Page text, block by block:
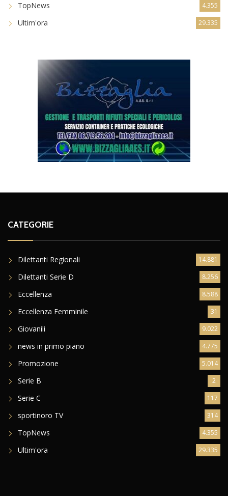
TopNews 4.355
Ultim'ora 29.335
CATEGORIE
Dilettanti Regionali 14.881
Dilettanti Serie D 8.256
Eccellenza 8.588
Eccellenza Femminile 31
Giovanili 9.022
news in primo piano 4.775
Promozione 5.014
Serie B 2
Serie C 117
sportinoro TV 314
TopNews 4.355
Ultim'ora 29.335